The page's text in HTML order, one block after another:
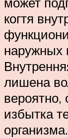
когтя
наружных
лишена
вероятно,
избытка
организма.